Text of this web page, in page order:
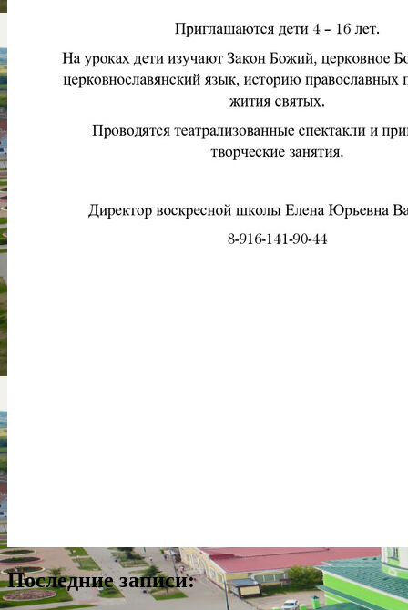
Последние записи: